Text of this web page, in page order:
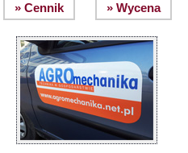
» Wycena
» Cennik